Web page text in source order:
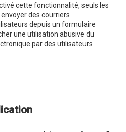
cette fonctionnalité, seuls les
des courriers
depuis un formulaire
une utilisation abusive du
par des utilisateurs